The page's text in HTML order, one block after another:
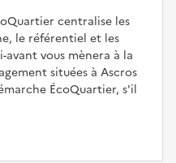
centralise les
le référentiel et les
vous mènera à la
situées à Ascros
ÉcoQuartier, s'il